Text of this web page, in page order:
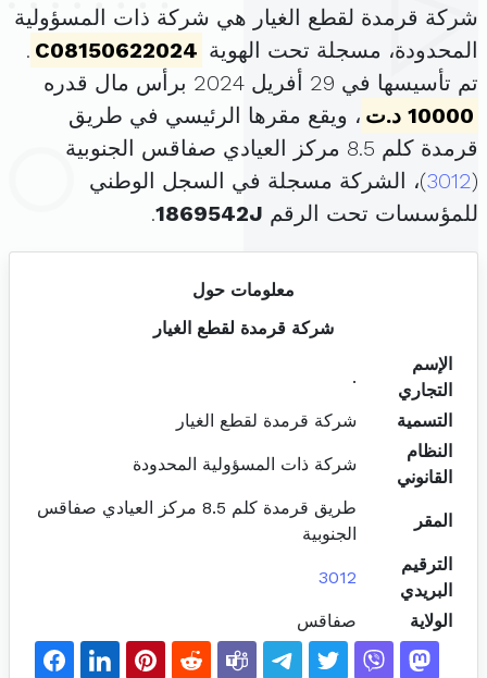
شركة قرمدة لقطع الغيار هي شركة ذات المسؤولية
المحدودة، مسجلة تحت الهوية C08150622024
.
تم تأسيسها في 29 أفريل 2024 برأس مال قدره
10000 د.ت
، ويقع مقرها الرئيسي في طريق
قرمدة كلم 8.5 مركز العيادي صفاقس الجنوبية
(
3012)، الشركة مسجلة في السجل الوطني
للمؤسسات تحت الرقم 1869542J
.
معلومات حول
شركة قرمدة لقطع الغيار
الإسم
التجاري
.
التسمية
شركة قرمدة لقطع الغيار
النظام
القانوني
شركة ذات المسؤولية المحدودة
المقر
طريق قرمدة كلم 8.5 مركز العيادي صفاقس
الجنوبية
الترقيم
البريدي
3012
الولاية صفاقس